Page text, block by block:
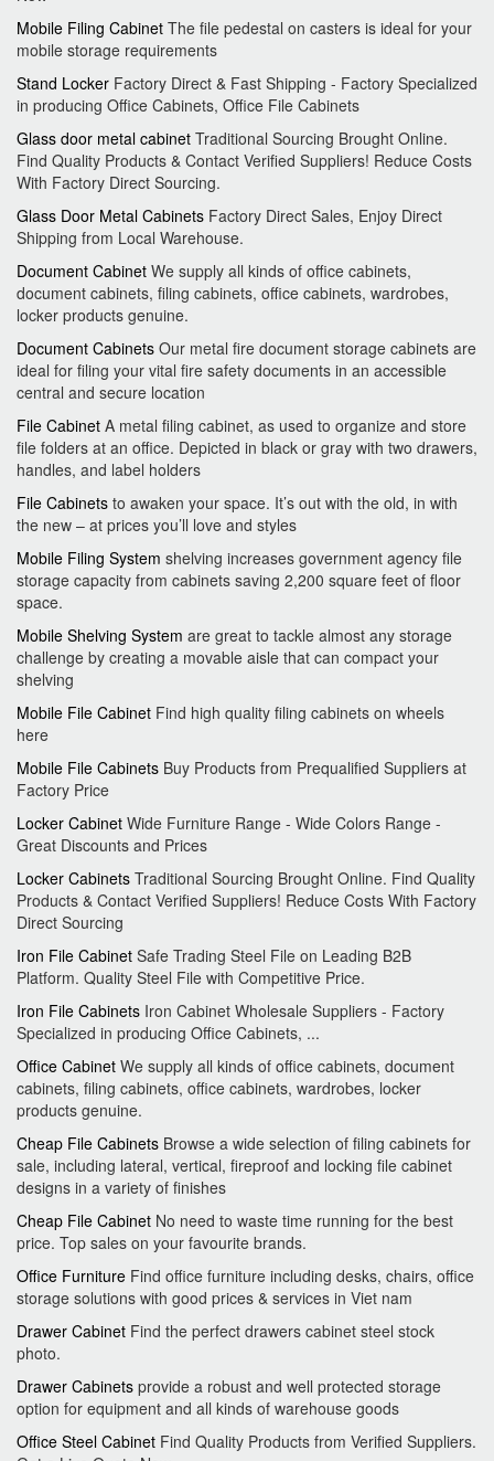
Mobile Filing Cabinet The file pedestal on casters is ideal for your
mobile storage requirements
Stand Locker Factory Direct & Fast Shipping - Factory Specialized
in producing Office Cabinets, Office File Cabinets
Glass door metal cabinet Traditional Sourcing Brought Online.
Find Quality Products & Contact Verified Suppliers! Reduce Costs
With Factory Direct Sourcing.
Glass Door Metal Cabinets Factory Direct Sales, Enjoy Direct
Shipping from Local Warehouse.
Document Cabinet We supply all kinds of office cabinets,
document cabinets, filing cabinets, office cabinets, wardrobes,
locker products genuine.
Document Cabinets Our metal fire document storage cabinets are
ideal for filing your vital fire safety documents in an accessible
central and secure location
File Cabinet A metal filing cabinet, as used to organize and store
file folders at an office. Depicted in black or gray with two drawers,
handles, and label holders
File Cabinets to awaken your space. It’s out with the old, in with
the new – at prices you’ll love and styles
Mobile Filing System shelving increases government agency file
storage capacity from cabinets saving 2,200 square feet of floor
space.
Mobile Shelving System are great to tackle almost any storage
challenge by creating a movable aisle that can compact your
shelving
Mobile File Cabinet Find high quality filing cabinets on wheels
here
Mobile File Cabinets Buy Products from Prequalified Suppliers at
Factory Price
Locker Cabinet Wide Furniture Range - Wide Colors Range -
Great Discounts and Prices
Locker Cabinets Traditional Sourcing Brought Online. Find Quality
Products & Contact Verified Suppliers! Reduce Costs With Factory
Direct Sourcing
Iron File Cabinet Safe Trading Steel File on Leading B2B
Platform. Quality Steel File with Competitive Price.
Iron File Cabinets Iron Cabinet Wholesale Suppliers - Factory
Specialized in producing Office Cabinets, ...
Office Cabinet We supply all kinds of office cabinets, document
cabinets, filing cabinets, office cabinets, wardrobes, locker
products genuine.
Cheap File Cabinets Browse a wide selection of filing cabinets for
sale, including lateral, vertical, fireproof and locking file cabinet
designs in a variety of finishes
Cheap File Cabinet No need to waste time running for the best
price. Top sales on your favourite brands.
Office Furniture Find office furniture including desks, chairs, office
storage solutions with good prices & services in Viet nam
Drawer Cabinet Find the perfect drawers cabinet steel stock
photo.
Drawer Cabinets provide a robust and well protected storage
option for equipment and all kinds of warehouse goods
Office Steel Cabinet Find Quality Products from Verified Suppliers.